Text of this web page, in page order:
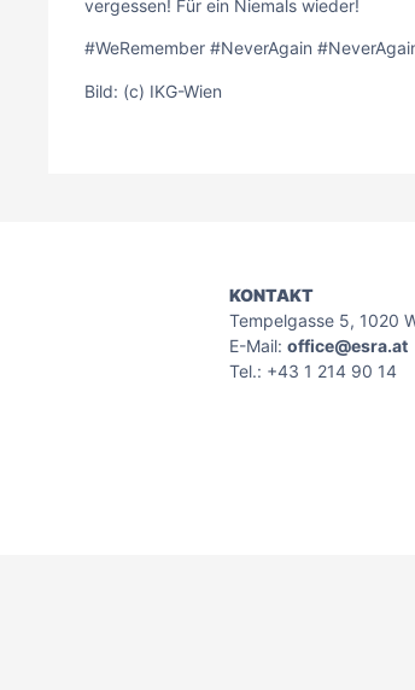
vergessen! Für ein Niemals wieder!
#WeRemember #NeverAgain
Bild: (c) IKG-Wien
KONTAKT
Tempelgasse 5, 1020
E-Mail:office@esra.at
Tel.: +43 1 214 90 14